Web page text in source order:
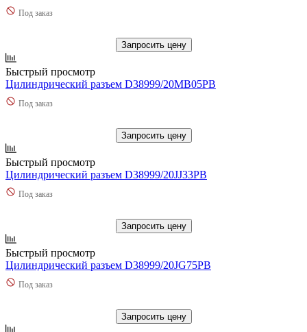
Под заказ
Запросить цену
Быстрый просмотр
Цилиндрический разъем D38999/20MB05PB
Под заказ
Запросить цену
Быстрый просмотр
Цилиндрический разъем D38999/20JJ33PB
Под заказ
Запросить цену
Быстрый просмотр
Цилиндрический разъем D38999/20JG75PB
Под заказ
Запросить цену